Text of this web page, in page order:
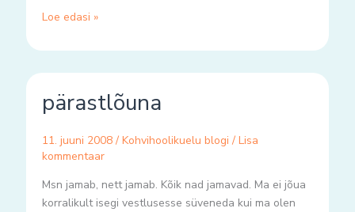
Loe edasi »
pärastlõuna
11. juuni 2008 / Kohvihoolikuelu blogi / Lisa
kommentaar
Msn jamab, nett jamab. Kõik nad jamavad. Ma ei jõua
korralikult isegi vestlusesse süveneda kui ma olen